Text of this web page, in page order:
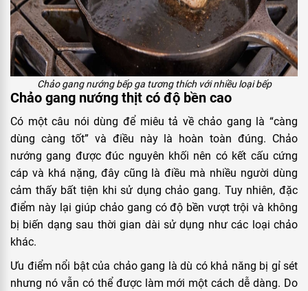
Chảo gang nướng bếp ga tương thích với nhiều loại bếp
Chảo gang nướng thịt có độ bền cao
Có một câu nói dùng để miêu tả về chảo gang là “càng
dùng càng tốt” và điều này là hoàn toàn đúng. Chảo
nướng gang được đúc nguyên khối nên có kết cấu cứng
cáp và khá nặng, đây cũng là điều mà nhiều người dùng
cảm thấy bất tiện khi sử dụng chảo gang. Tuy nhiên, đặc
điểm này lại giúp chảo gang có độ bền vượt trội và không
bị biến dạng sau thời gian dài sử dụng như các loại chảo
khác.
Ưu điểm nổi bật của chảo gang là dù có khả năng bị gỉ sét
nhưng nó vẫn có thể được làm mới một cách dễ dàng. Do